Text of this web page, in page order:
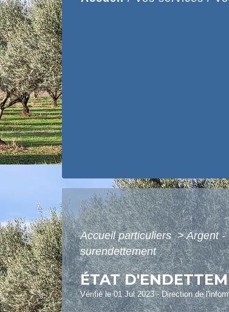
Accueil particuliers> Argent -
surendettement
ÉTAT
Vérifié le 01 Jul 2023 - Direction de